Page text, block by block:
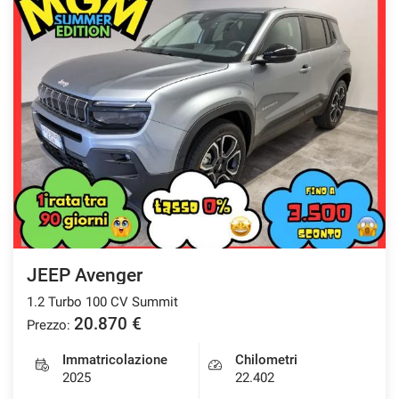
JEEP Avenger
1.2 Turbo 100 CV Summit
Prezzo: 20.870 €
Immatricolazione
2025
Chilometri
22.402